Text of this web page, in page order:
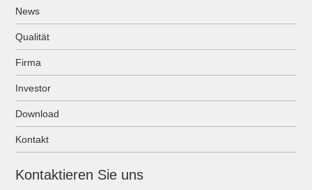
News
Qualität
Firma
Investor
Download
Kontakt
Kontaktieren Sie uns